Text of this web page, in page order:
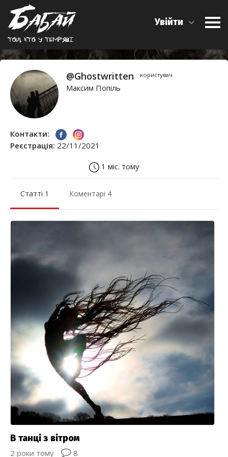
Той, хто у темрявi
Увійти
@Ghostwritten користувач
Максим Попіль
Контакти:
Реєстрація: 22/11/2021
1 міс. тому
Статті 1 Коментарі 4
В танці з вітром
2 роки тому 8